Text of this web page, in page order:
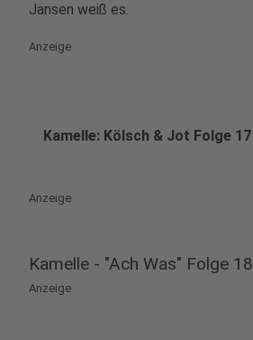
Jansen weiß es.
Anzeige
Kamelle: Kölsch & Jot Folge 17
Anzeige
Kamelle - "Ach Was" Folge 18
Anzeige